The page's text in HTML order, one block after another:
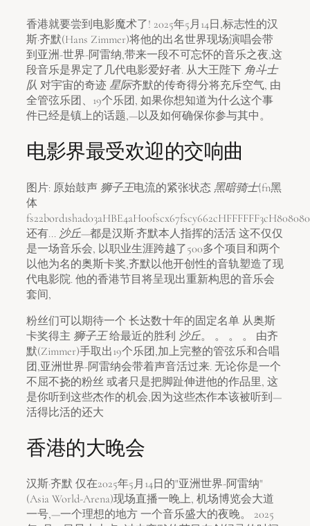
香港就要尝到电影魔术了! 2025年5月14日,标志性的汉
斯·齐默(Hans Zimmer)将他的出名世界现场演唱会带
到亚洲-世界-阿雷纳,带来一段不可忘怀的音乐之夜,这
段音乐是界定了几代电影爱好者. 从大王陛下 角斗士
队 对宇宙的奇迹 星际齐默的传奇得分将充斥空气, 由
全管弦乐团、19个乐团, 如果你想知道为什么这个事
件已经是镇上的话题,—以及如何确保你参与其中。
电影界最受欢迎的交响曲
图片: 原始鼓声 狮子王电流的紧张状态 黑暗骑士{fn黑
体
还有... 沙丘—都是汉斯·齐默本人指挥的活活 这不仅仅
是一场音乐会, 以职业生涯跨越了500多个项目和两个
以他为名的奥斯卡奖,齐默以他开创性的音轨塑造了现
代电影院. 他的香港节目将呈现出重新构思的音乐会
套间,
粉丝们可以期待一个 长达数十年的固定名单 从奥斯
卡奖得主 狮子王给最近的胜利 沙丘。 。 。 。 由齐
默(Zimmer)手取出19个乐团,加上完整的管弦乐和合唱
团,亚洲世界-阿雷纳会带着声音活过来. 无论你是一个
不屈不挠的粉丝 或者只是把脚趾伸进他的作品里, 这
是你听到这些杰作的机会,因为这些杰作本该被听到—
活得比活的还大
香港的大晚会
汉斯·齐默 仅在2025年5月14日的"亚洲世界-阿雷纳"
(Asia World-Arena)现场直播一晚上, 机场博览会大道
一号,—一个理想的地方 一个音乐盛大的夜晚。 2025